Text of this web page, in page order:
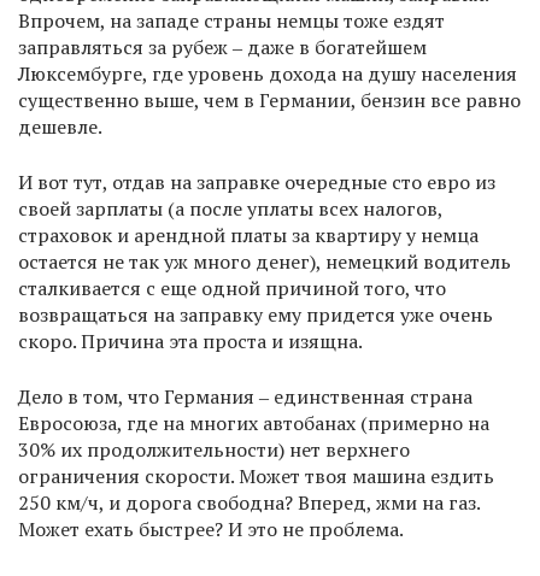
Впрочем, на западе страны немцы тоже ездят
заправляться за рубеж ‒ даже в богатейшем
Люксембурге, где уровень дохода на душу населения
существенно выше, чем в Германии, бензин все равно
дешевле.
И вот тут, отдав на заправке очередные сто евро из
своей зарплаты (а после уплаты всех налогов,
страховок и арендной платы за квартиру у немца
остается не так уж много денег), немецкий водитель
сталкивается с еще одной причиной того, что
возвращаться на заправку ему придется уже очень
скоро. Причина эта проста и изящна.
Дело в том, что Германия ‒ единственная страна
Евросоюза, где на многих автобанах (примерно на
30% их продолжительности) нет верхнего
ограничения скорости. Может твоя машина ездить
250 км/ч, и дорога свободна? Вперед, жми на газ.
Может ехать быстрее? И это не проблема.